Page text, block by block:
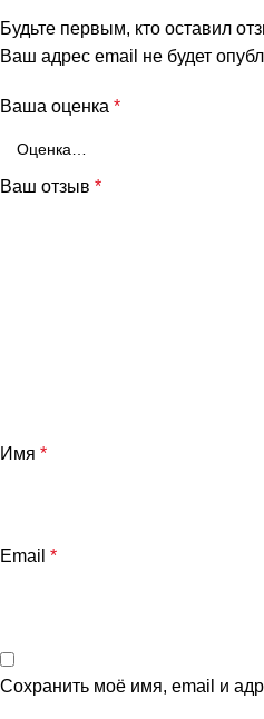
Будьте первым, кто оставил
Ваш адрес email не будет
Ваша оценка *
Ваш отзыв *
Имя *
Email *
Сохранить моё имя, email и